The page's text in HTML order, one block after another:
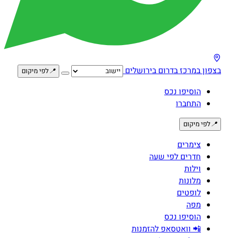
בצפוןבמרכזבדרוםבירושלים 📍לפי מיקום
הוסיפו נכס
התחברו
📍לפי מיקום
צימרים
חדרים לפי שעה
וילות
מלונות
לופטים
מפה
הוסיפו נכס
📲 וואטסאפ להזמנות